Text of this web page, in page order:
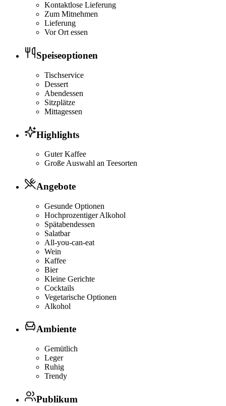
Kontaktlose Lieferung
Zum Mitnehmen
Lieferung
Vor Ort essen
Speiseoptionen
Tischservice
Dessert
Abendessen
Sitzplätze
Mittagessen
Highlights
Guter Kaffee
Große Auswahl an Teesorten
Angebote
Gesunde Optionen
Hochprozentiger Alkohol
Spätabendessen
Salatbar
All-you-can-eat
Wein
Kaffee
Bier
Kleine Gerichte
Cocktails
Vegetarische Optionen
Alkohol
Ambiente
Gemütlich
Leger
Ruhig
Trendy
Publikum